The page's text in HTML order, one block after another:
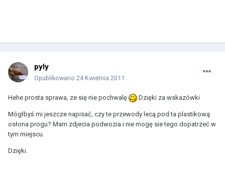
pyly
Opublikowano 24 Kwietnia 2011
Hehe prosta sprawa, ze się nie pochwalę Dzięki za wskazówki
Mógłbyś mi jeszcze napisać, czy te przewody lecą pod ta plastikową
osłona progu? Mam zdjecia podwozia i nie mogę sie tego dopatrzeć w
tym miejscu.
Dzięki.